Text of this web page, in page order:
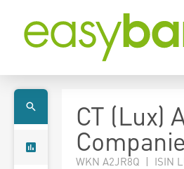
CT (Lux)
WKN A2JR8Q | ISIN